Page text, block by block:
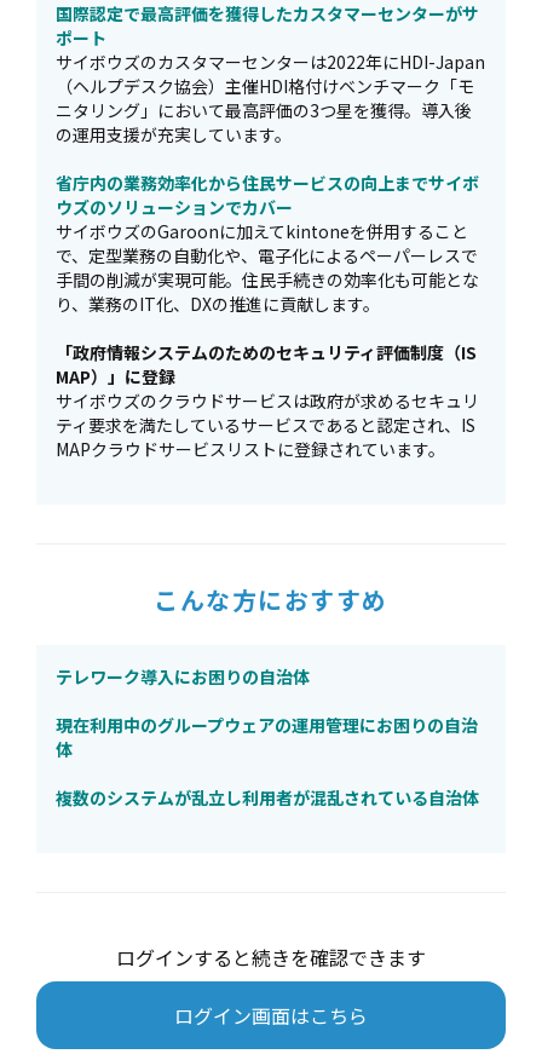
国際認定で最高評価を獲得したカスタマーセンターがサ
ポート
サイボウズのカスタマーセンターは2022年にHDI-Japan
（ヘルプデスク協会）主催HDI格付けベンチマーク「モ
ニタリング」において最高評価の3つ星を獲得。導入後
の運用支援が充実しています。
省庁内の業務効率化から住民サービスの向上までサイボ
ウズのソリューションでカバー
サイボウズのGaroonに加えてkintoneを併用すること
で、定型業務の自動化や、電子化によるペーパーレスで
手間の削減が実現可能。住民手続きの効率化も可能とな
り、業務のIT化、DXの推進に貢献します。
「政府情報システムのためのセキュリティ評価制度（IS
MAP）」に登録
サイボウズのクラウドサービスは政府が求めるセキュリ
ティ要求を満たしているサービスであると認定され、IS
MAPクラウドサービスリストに登録されています。
こんな方におすすめ
テレワーク導入にお困りの自治体
現在利用中のグループウェアの運用管理にお困りの自治
体
複数のシステムが乱立し利用者が混乱されている自治体
ログインすると続きを確認できます
ログイン画面はこちら